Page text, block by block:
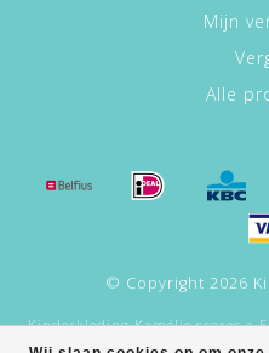
Mijn
Alle
© Copyright 2026
Kinderkleding Kaméliescores a 5